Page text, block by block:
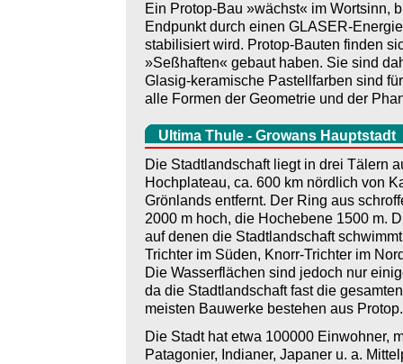
Ein Protop-Bau »wächst« im Wortsinn,
Endpunkt durch einen GLASER-
stabilisiert wird. Protop-Bauten finden
»Seßhaften« gebaut haben. Sie sind
Glasig-keramische Pastellfarben sind
alle Formen der Geometrie und der
Ultima Thule - Growans Hauptstadt
Die Stadtlandschaft liegt in drei Tälern
Hochplateau, ca. 600 km nördlich von
Grönlands entfernt. Der Ring aus
2000 m hoch, die Hochebene 1500 m.
auf denen die Stadtlandschaft
Trichter im Süden, Knorr-Trichter im
Die Wasserflächen sind jedoch nur
da die Stadtlandschaft fast die
meisten Bauwerke bestehen aus Protop.
Die Stadt hat etwa 100000 Einwohner,
Patagonier, Indianer, Japaner u. a.